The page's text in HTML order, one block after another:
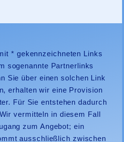
* gekennzeichneten Links
sogenannte Partnerlinks
Sie über einen solchen Link
erhalten wir eine Provision
Für Sie entstehen dadurch
vermitteln in diesem Fall
zum Angebot; ein
ausschließlich zwischen